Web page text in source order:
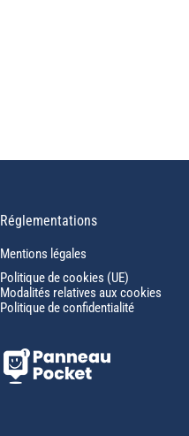
Réglementations
Mentions légales
Politique de cookies (UE)
Modalités relatives aux cookies
Politique de confidentialité